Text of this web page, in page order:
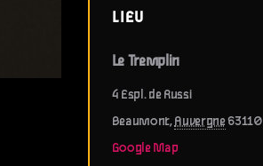
LIEU
Le Tremplin
4 Espl. de Russi
Beaumont,Auvergne63110
Google Map